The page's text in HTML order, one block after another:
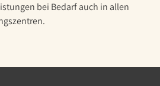
bei Bedarf auch in allen